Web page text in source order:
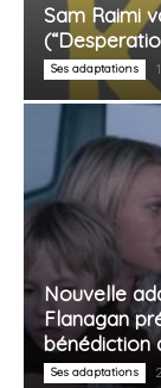
Sam Raimi
Ses adaptations
Nouvelle
Flanagan
bénédiction
Ses adaptations